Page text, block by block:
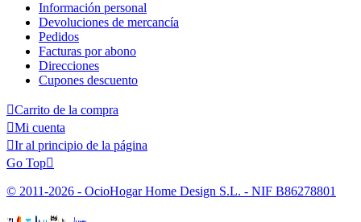
Información personal
Devoluciones de mercancía
Pedidos
Facturas por abono
Direcciones
Cupones descuento
Carrito de la compra
Mi cuenta
Ir al principio de la página
Go Top
© 2011-2026 - OcioHogar Home Design S.L. - NIF B86278801